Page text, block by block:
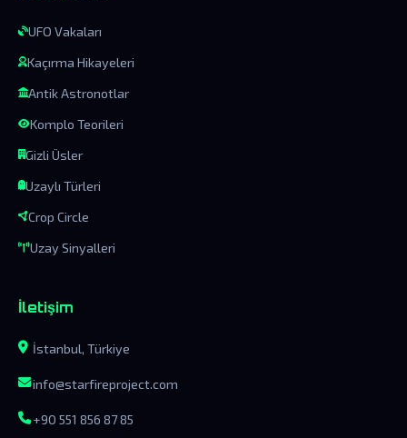
UFO Vakaları
Kaçırma Hikayeleri
Antik Astronotlar
Komplo Teorileri
Gizli Üsler
Uzaylı Türleri
Crop Circle
Uzay Sinyalleri
İletişim
İstanbul, Türkiye
info@starfireproject.com
+90 551 856 87 85